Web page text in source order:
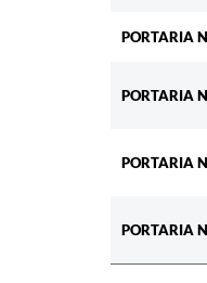
PORTARIA
PORTARIA
PORTARIA
PORTARIA